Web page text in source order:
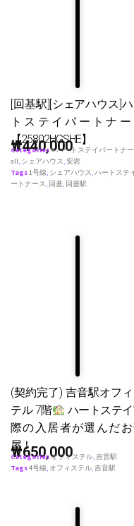
[回基駅][シェアハウス]
トステイパートナー
【25802HGSHE】
₩440,000
Categories♥ ハートステイパートナ
all, シェアハウス,安岩
Tags1号線, シェアハウス,ハートステ
ートナース, 回基, 回基駅
(契約完了) 吉音駅オフ
テル 7階
ハートステ
際の入居者が選んだ
屋！
₩650,000
Categoriesオフィステル,吉音駅
Tags4号線, オフィステル,吉音駅